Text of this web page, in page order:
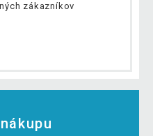
zákazníkov